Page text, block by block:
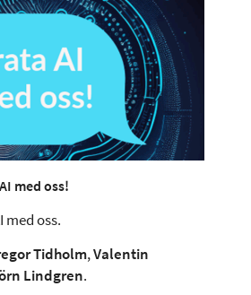
med oss!
med oss.
Tidholm,Valentin
Lindgren.